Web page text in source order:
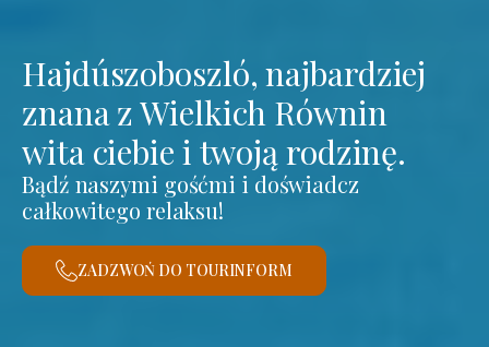
Hajdúszoboszló, najbardziej
znana z Wielkich Równin
wita ciebie i twoją rodzinę.
Bądź naszymi gośćmi i doświadcz
całkowitego relaksu!
ZADZWOŃ DO TOURINFORM